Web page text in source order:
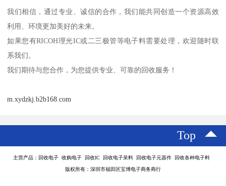
我们相信，通过专业、诚信的合作，我们能共同创造一个资源高效
利用、环境更加美好的未来。
如果您有RICOH理光IC或二三极管等电子料需要处理，欢迎随时联
系我们。
我们期待与您合作，为您提供专业、可靠的回收服务！
m.xydzkj.b2b168.com
Top
主营产品：回收电子 收购电子 回收IC 回收电子呆料 回收电子元器件 回收各种电子料
版权所有：深圳市福田区宝博电子商务商行